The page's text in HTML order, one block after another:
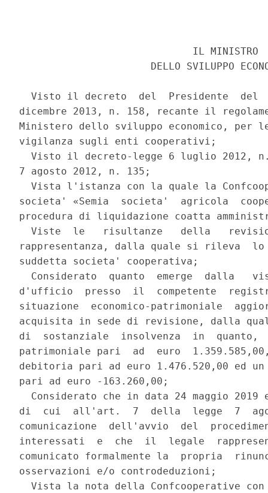
                             IL MINISTRO
DELLO SVILUPPO
Visto il decreto  del  Presidente  del
dicembre 2013, n. 158, recante il
Ministero dello sviluppo economico, per
vigilanza sugli enti cooperativi;
Visto il decreto-legge 6 luglio 2012,
7 agosto 2012, n. 135;
Vista l'istanza con la quale la
societa' «Semia  societa'  agricola
procedura di liquidazione coatta
Viste  le   risultanze   della
rappresentanza, dalla quale si rileva
suddetta societa' cooperativa;
Considerato  quanto  emerge  dalla
d'ufficio  presso  il  competente
situazione  economico-patrimoniale
acquisita in sede di revisione, dalla
di  sostanziale  insolvenza  in
patrimoniale pari  ad  euro
debitoria pari ad euro 1.476.520,00 ed
pari ad euro -163.260,00;
Considerato che in data 24 maggio 2019
di  cui  all'art.  7  della  legge  7
comunicazione  dell'avvio  del
interessati  e  che  il  legale
comunicato formalmente la  propria
osservazioni e/o controdeduzioni;
Vista la nota della Confcooperative